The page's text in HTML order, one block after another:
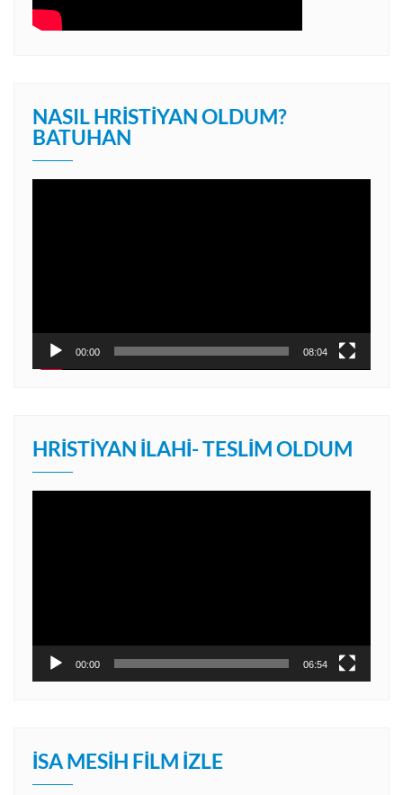
NASIL HRISTIYAN OLDUM?
BATUHAN
00:00 08:04
HRISTIYAN İLAHI- TESLIM OLDUM
00:00 06:54
İSA MESIH FILM İZLE